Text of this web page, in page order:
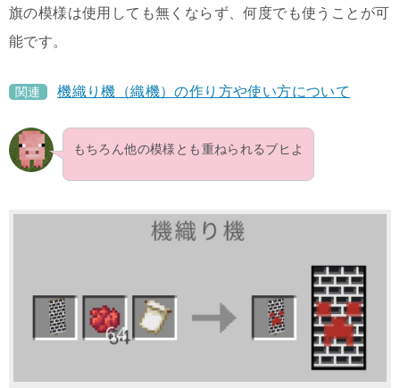
旗の模様は使用しても無くならず、何度でも使うことが可
能です。
関連 機織り機（織機）の作り方や使い方について
もちろん他の模様とも重ねられるブヒよ